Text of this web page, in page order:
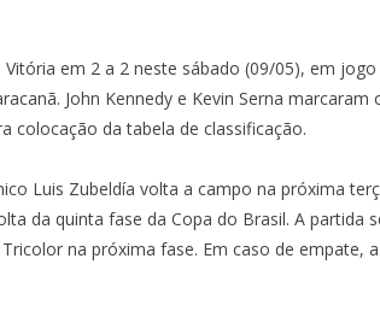
em 2 a 2 neste sábado (09/05), em jogo
John Kennedy e Kevin Serna marcaram
colocação da tabela de classificação.
Luis Zubeldía volta a campo na próxima
da quinta fase da Copa do Brasil. A partida
na próxima fase. Em caso de empate,
INGRESSOS